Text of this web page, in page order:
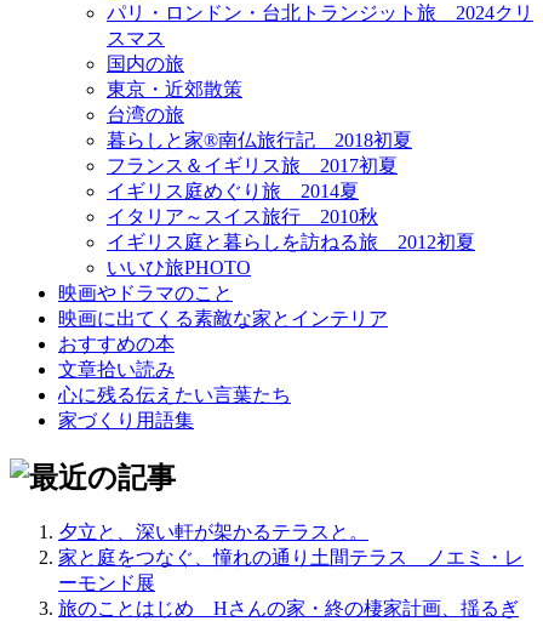
パリ・ロンドン・台北トランジット旅＿2024クリ
スマス
国内の旅
東京・近郊散策
台湾の旅
暮らしと家®南仏旅行記＿2018初夏
フランス＆イギリス旅＿2017初夏
イギリス庭めぐり旅＿2014夏
イタリア～スイス旅行 2010秋
イギリス庭と暮らしを訪ねる旅＿2012初夏
いいひ旅PHOTO
映画やドラマのこと
映画に出てくる素敵な家とインテリア
おすすめの本
文章拾い読み
心に残る伝えたい言葉たち
家づくり用語集
夕立と、深い軒が架かるテラスと。
家と庭をつなぐ、憧れの通り土間テラス＿ノエミ・レ
ーモンド展
旅のことはじめ＿Hさんの家・終の棲家計画、揺るぎ